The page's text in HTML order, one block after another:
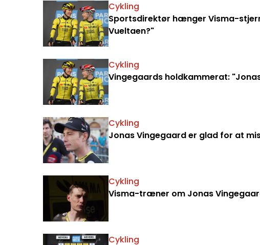
Cykling
Sportsdirektør hænger Visma-
Vueltaen?"
Cykling
Vingegaards holdkammerat:
Cykling
Jonas Vingegaard er glad for at
Cykling
Visma-træner om Jonas
Cykling